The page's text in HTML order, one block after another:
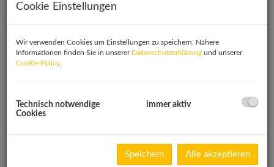
Beschreibung
Top 37 ist eine gut geschnittene 4-Zimmer-Wohnung mit 3
Cookie Einstellungen
Wir verwenden Cookies um Einstellungen zu speichern. Nähere
Informationen finden Sie in unserer Datenschutzerklärung und unserer
Cookie Policy
Technisch notwendige
Cookies
immer aktiv
Speichern Alle akzeptieren